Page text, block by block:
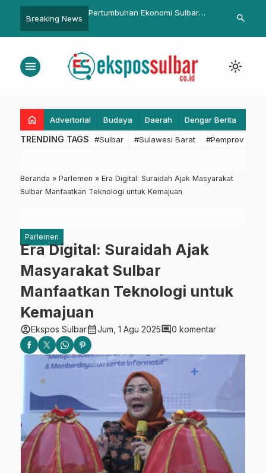
Breaking News
Nasional, BI: Ini
di Era Kepemimpinan
Kapolda Sulbar Tegaskan
dalam Seleksi Dikbang Polri
Gubernur
Pemprov
search
menu light_mode
home Advertorial Budaya Daerah Dengar Berita
TRENDING TAGS #Sulbar #Sulawesi Barat #Pemprov
Beranda » Parlemen » Era Digital: Suraidah Ajak Masyarakat
Sulbar Manfaatkan Teknologi untuk Kemajuan
Parlemen
Era Digital: Suraidah Ajak
Masyarakat Sulbar
Manfaatkan Teknologi untuk
Kemajuan
account_circleEkspos Sulbarcalendar_monthJum, 1 Agu 2025comment0 komentar